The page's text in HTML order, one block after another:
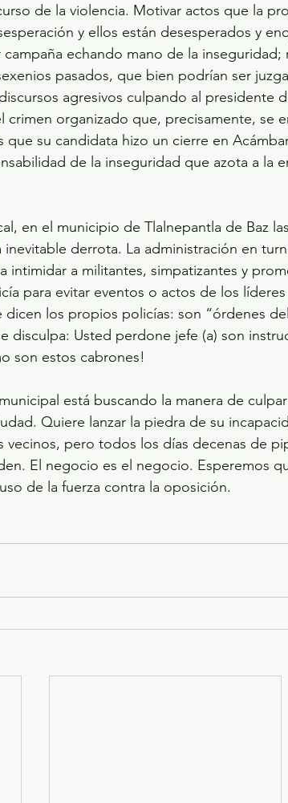
de la violencia. Motivar actos que la
y ellos están desesperados y
echando mano de la inseguridad;
pasados, que bien podrían ser
agresivos culpando al presidente
crimen organizado que, precisamente, se
que su candidata hizo un cierre en
de la inseguridad que azota a la
en el municipio de Tlalnepantla de Baz
inevitable derrota. La administración en
intimidar a militantes, simpatizantes y
para evitar eventos o actos de los
dicen los propios policías: son “órdenes
disculpa: Usted perdone jefe (a) son
son estos cabrones!
está buscando la manera de
Quiere lanzar la piedra de su
vecinos, pero todos los días decenas de
El negocio es el negocio. Esperemos
de la fuerza contra la oposición.